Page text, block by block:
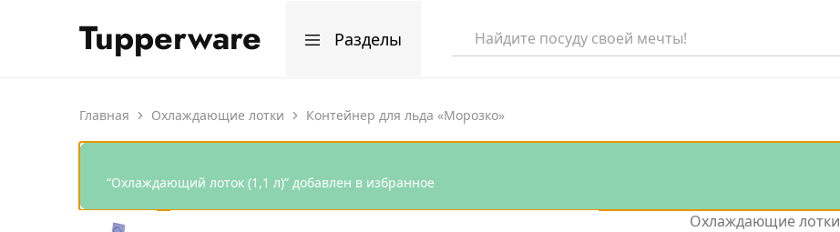
Tupperware
Магазин
продукции
Мир
лучшей
Разделы
Все изделия
Программа апреля
Программа марта
Главная Охлаждающие лотки Контейнер для льда «Морозко»
“Охлаждающий лоток (1,1 л)” добавлен в избранное
Охлаждающие лотки